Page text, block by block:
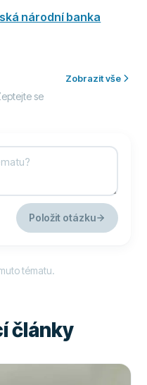
národní banka
se
Zobrazit vše
Položit otázku
tématu.
články